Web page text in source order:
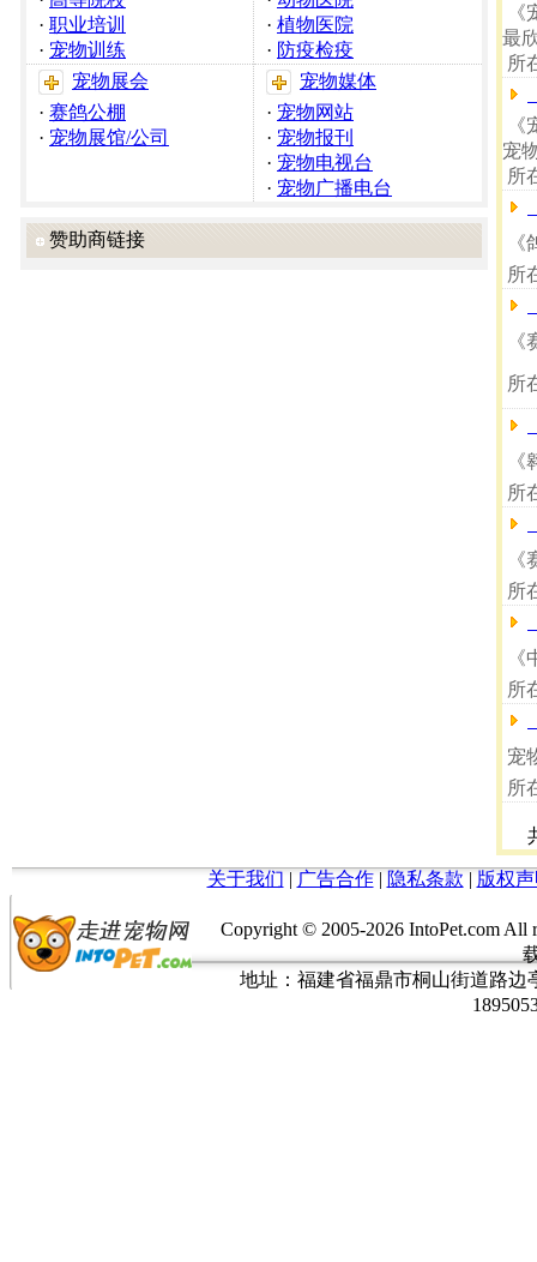
· 职业培训
· 宠物训练
宠物展会
· 赛鸽公棚
· 宠物展馆/公司
· 植物医院
· 防疫检疫
宠物媒体
· 宠物网站
· 宠物报刊
· 宠物电视台
· 宠物广播电台
赞助商链接
《
最
所
《
宠
所
《
所
《
所
《
所
《
所
《
所
宠
所
关于我们 | 广告合作| 隐私条款 | 版权
Copyright © 2005-2026 IntoPet.com
地址：福建省福鼎市桐山街道路边